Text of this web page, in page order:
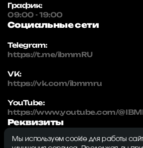
График:
09:00 - 19:00
Социальные сети
Telegram:
https://t.me/ibmmRU
VK:
https://vk.com/ibmmru
YouTube:
https://www.youtube.com/
Реквизиты
IBMM | technology
Мы используем cookie для работы